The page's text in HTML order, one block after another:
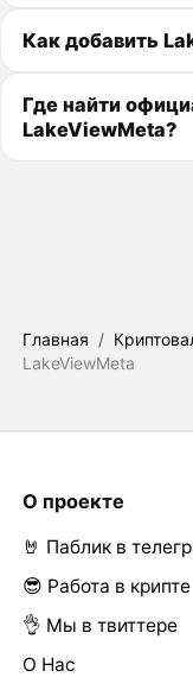
Как добавить
Где найти
LakeViewMeta?
Главная /
LakeViewMeta
О проекте
🤘 Паблик в
😎 Работа в крипте
👌 Мы в твиттере
О Нас